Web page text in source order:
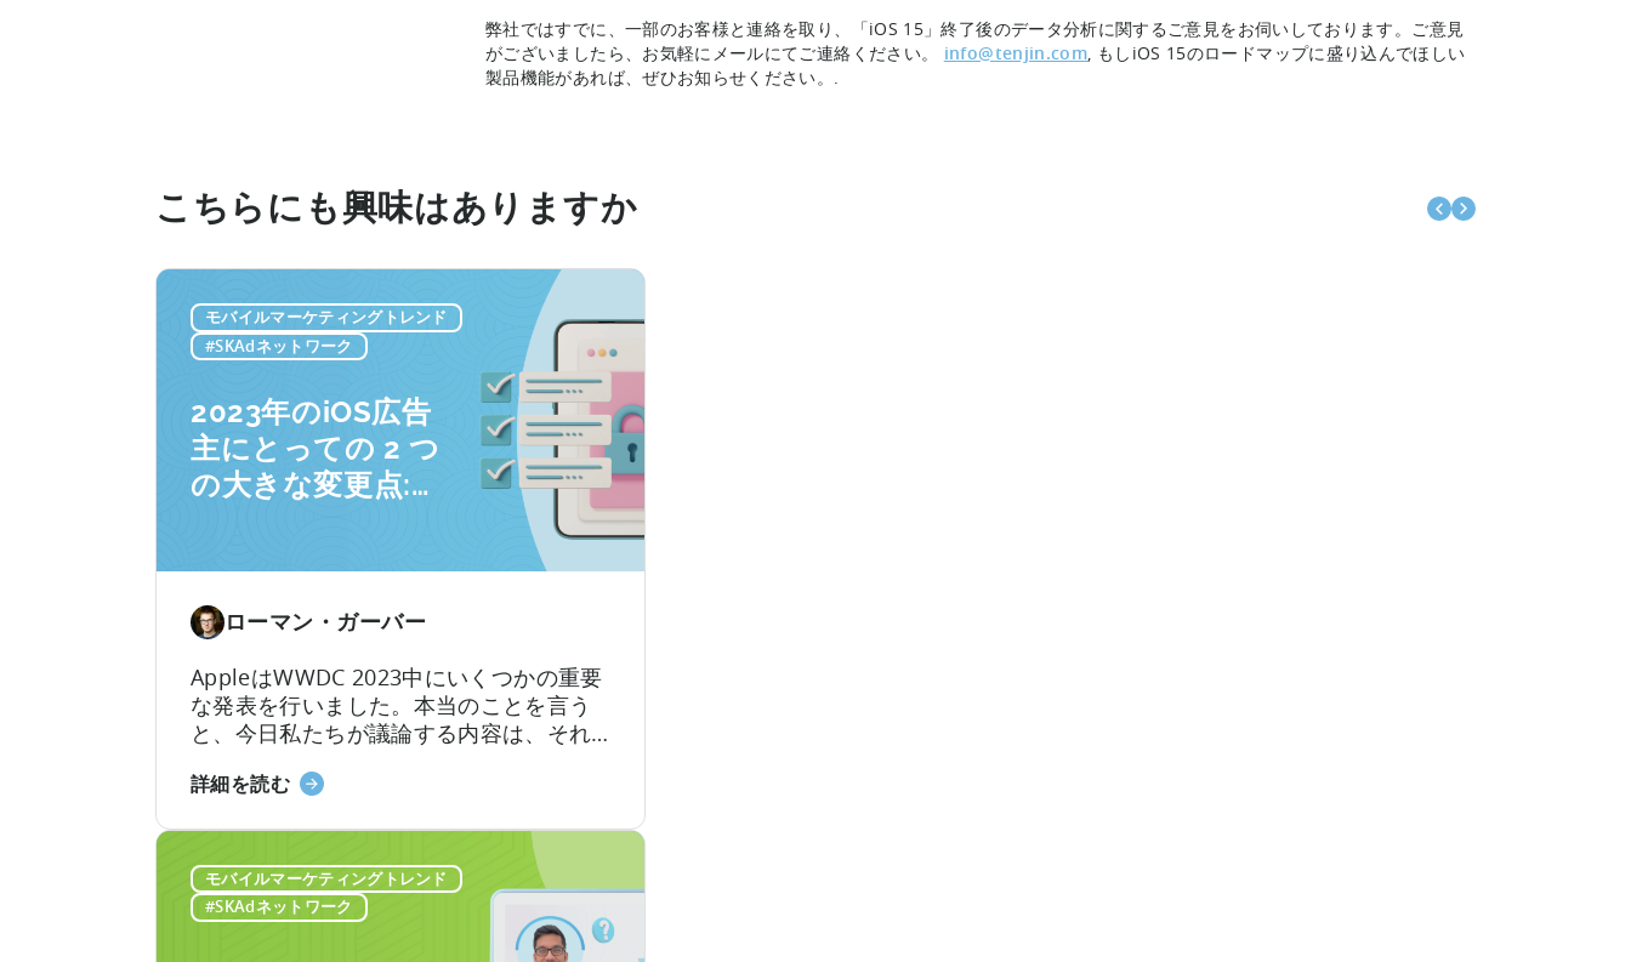
弊社ではすでに、一部のお客様と連絡を取り、「iOS 15」終了後のデータ分析に関するご意見をお伺いしております。ご意見
がございましたら、お気軽にメールにてご連絡ください。 info@tenjin.com, もしiOS 15のロードマップに盛り込んでほしい
製品機能があれば、ぜひお知らせください。.
こちらにも興味はありますか
モバイルマーケティングトレンド
#SKAdネットワーク
2023年のiOS広告
主にとっての 2 つ
の大きな変更点:
ローマン・ガーバー
AppleはWWDC 2023中にいくつかの重要
な発表を行いました。本当のことを言う
と、今日私たちが議論する内容は、それ
詳細を読む2023
広
告
主
モバイルマーケティングトレンド
#SKAdネットワーク